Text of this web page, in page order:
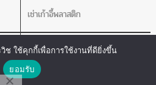
เช่าเก้าอี้พลาสติก
อุปกรณ์อิ่นๆ
เช่าชุดอ่างอุ่นอาหาร
วิช ใช้คุกกี้เพื่อการใช้งานที่ดียิ่งขึ้น
ยอมรับ